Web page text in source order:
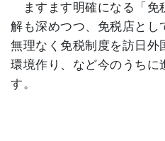
ますます明確になる「免
解も深めつつ、免税店とし
無理なく免税制度を訪日外
環境作り、など今のうちに
す。